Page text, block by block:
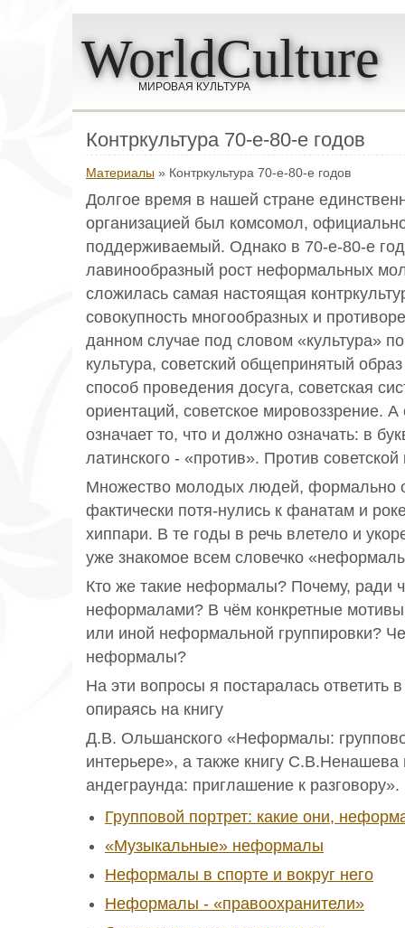
WorldCulture
МИРОВАЯ КУЛЬТУРА
Контркультура 70-е-80-е годов
Материалы » Контркультура 70-е-80-е годов
Долгое время в нашей стране
организацией был комсомол,
поддерживаемый. Однако в 70-е-80-е
лавинообразный рост неформальных
сложилась самая настоящая
совокупность многообразных и
данном случае под словом «культура»
культура, советский общепринятый
способ проведения досуга, советская
ориентаций, советское мировоззрение. А
означает то, что и должно означать: в
латинского - «против». Против советской
Множество молодых людей, формально
фактически потя-нулись к фанатам и
хиппари. В те годы в речь влетело и
уже знакомое всем словечко
Кто же такие неформалы? Почему, ради
неформалами? В чём конкретные мотивы
или иной неформальной группировки?
неформалы?
На эти вопросы я постаралась ответить
опираясь на книгу
Д.В. Ольшанского «Неформалы:
интерьере», а также книгу
андеграунда: приглашение к разговору».
Групповой портрет: какие они,
«Музыкальные» неформалы
Неформалы в спорте и вокруг него
Неформалы - «правоохранители»